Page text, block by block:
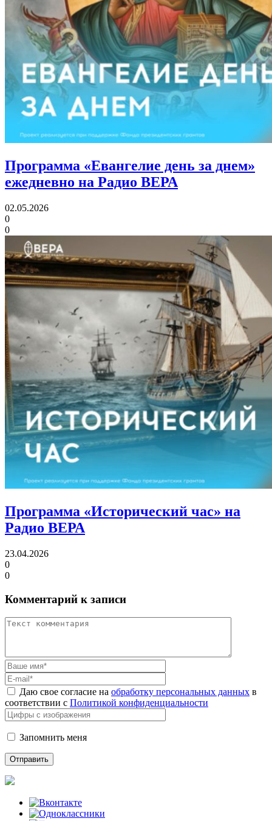
Программа «Евангелие день за днем»
ежедневно на Радио ВЕРА
02.05.2026
0
0
Программа «Исторический час» на
Радио ВЕРА
23.04.2026
0
0
Комментарий к записи
Даю свое согласие на обработку персональных данных в
соответствии с Политикой конфиденциальности
Запомнить меня